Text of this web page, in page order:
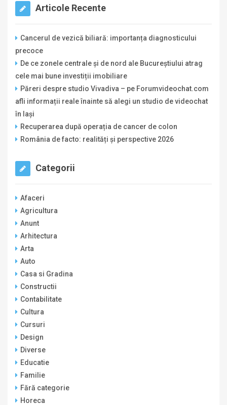
Articole Recente
Cancerul de vezică biliară: importanța diagnosticului
precoce
De ce zonele centrale și de nord ale Bucureștiului atrag
cele mai bune investiții imobiliare
Păreri despre studio Vivadiva – pe Forumvideochat.com
afli informații reale înainte să alegi un studio de videochat
în Iași
Recuperarea după operația de cancer de colon
România de facto: realități și perspective 2026
Categorii
Afaceri
Agricultura
Anunt
Arhitectura
Arta
Auto
Casa si Gradina
Constructii
Contabilitate
Cultura
Cursuri
Design
Diverse
Educatie
Familie
Fără categorie
Horeca